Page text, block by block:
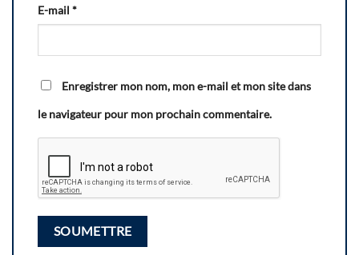
E-mail *
Enregistrer mon nom, mon e-mail et mon site dans
le navigateur pour mon prochain commentaire.